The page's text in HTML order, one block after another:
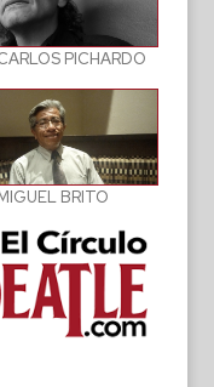
PICHARDO
BRITO